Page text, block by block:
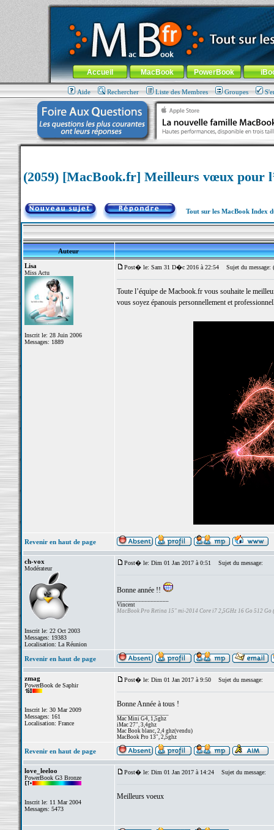
MacBook-fr.com : 100% Apple... 100% nomade !
Aller au contenu-Aller au menu général-Aller au menu de
Menu général
Accueil MacBook PowerBook
Aide Rechercher Liste des Membres Groupes
(2059) [MacBook.fr] Meilleurs vœux pour
Tout sur les MacBook Index
Auteur
Lisa
Miss Actu
Inscrit le: 28 Juin 2006
Messages: 1889
Post� le: Sam 31 D�c 2016 à 22:54 Sujet du message:
Toute l’équipe de Macbook.fr vous souhaite le
vous soyez épanouis personnellement et
Revenir en haut de page
ch-vox
Modérateur
Inscrit le: 22 Oct 2003
Messages: 19383
Localisation: La Réunion
Post� le: Dim 01 Jan 2017 à 0:51 Sujet du message:
Bonne année !!
Vincent
MacBook Pro Retina 15" mi-2014 Core i7 2,5GHz 16 Go 512 Go
Revenir en haut de page
zmag
PowerBook de Saphir
Inscrit le: 30 Mar 2009
Messages: 161
Localisation: France
Post� le: Dim 01 Jan 2017 à 9:50 Sujet du message:
Bonne Année à tous !
Mac Mini G4, 1,5ghz
iMac 27", 3,4ghz
Mac Book blanc, 2,4 ghz(vendu)
MacBook Pro 13", 2,5ghz
Revenir en haut de page
love_leeloo
PowerBook G3 Bronze
Inscrit le: 11 Mar 2004
Messages: 5473
Post� le: Dim 01 Jan 2017 à 14:24 Sujet du message:
Meilleurs voeux